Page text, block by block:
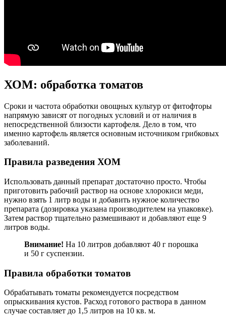
ХОМ: обработка томатов
Сроки и частота обработки овощных культур от фитофторы
напрямую зависят от погодных условий и от наличия в
непосредственной близости картофеля. Дело в том, что
именно картофель является основным источником грибковых
заболеваний.
Правила разведения ХОМ
Использовать данный препарат достаточно просто. Чтобы
приготовить рабочий раствор на основе хлорокиси меди,
нужно взять 1 литр воды и добавить нужное количество
препарата (дозировка указана производителем на упаковке).
Затем раствор тщательно размешивают и добавляют еще 9
литров воды.
Внимание! На 10 литров добавляют 40 г порошка
и 50 г суспензии.
Правила обработки томатов
Обрабатывать томаты рекомендуется посредством
опрыскивания кустов. Расход готового раствора в данном
случае составляет до 1,5 литров на 10 кв. м.